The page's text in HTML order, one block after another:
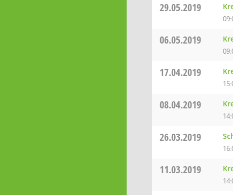
29.05.2019
06.05.2019
17.04.2019
08.04.2019
26.03.2019
11.03.2019